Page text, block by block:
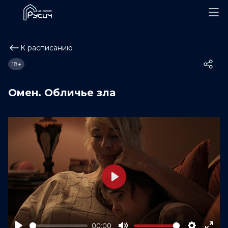
К расписанию
Омен. Обличье зла
18+
00:00
Play